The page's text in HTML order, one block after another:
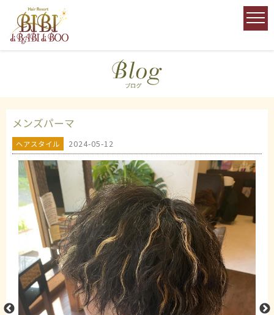
メンズパーマ
ヘアスタイル 2024-05-12